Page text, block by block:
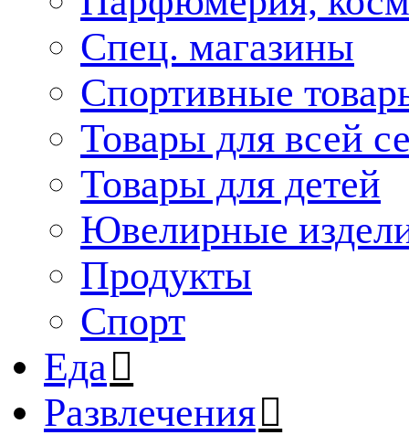
Спец. магазины
Спортивные
Товары для всей
Товары для детей
Ювелирные
Продукты
Спорт
Еда
Развлечения